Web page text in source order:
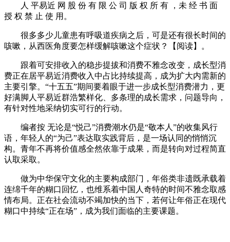
人 平易近 网 股 份 有 限 公 司 版 权 所 有 ，未 经 书 面
授 权 禁 止 使 用。
很多多少儿童患有呼吸道疾病之后，可是还有很长时间的
咳嗽，从西医角度要怎样缓解咳嗽这个症状？【阅读】。
跟着可安排收入的稳步提拔和消费不雅念改变，成长型消
费正在居平易近消费收入中占比持续提高，成为扩大内需新的
主要引擎。“十五五”期间要着眼于进一步成长型消费潜力，更
好满脚人平易近群浩繁样化、多条理的成长需求，问题导向，
有针对性地采纳切实可行的行动。
编者按 无论是“悦己”消费潮水仍是“敬本人”的收集风行
语，年轻人的“为己”表达取实践背后，是一场认同的悄悄沉
构。青年不再将价值感全然依靠于成果，而是转向对过程简直
认取采取。
做为中华保守文化的主要构成部门，年俗类非遗既承载着
连绵千年的糊口回忆，也维系着中国人奇特的时间不雅念取感
情布局。正在社会流动不竭加快的当下，若何让年俗正在现代
糊口中持续“正在场”，成为我们面临的主要课题。